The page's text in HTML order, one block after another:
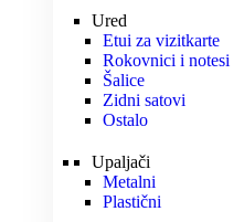
Ured
Etui za vizitkarte
Rokovnici i notesi
Šalice
Zidni satovi
Ostalo
Upaljači
Metalni
Plastični